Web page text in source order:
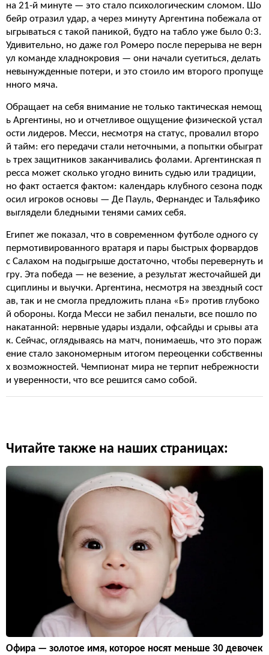
на 21-й минуте — это стало психологическим сломом. Шо
бейр отразил удар, а через минуту Аргентина побежала от
ыгрываться с такой паникой, будто на табло уже было 0:3.
Удивительно, но даже гол Ромеро после перерыва не верн
ул команде хладнокровия — они начали суетиться, делать
невынужденные потери, и это стоило им второго пропуще
нного мяча.
Обращает на себя внимание не только тактическая немощ
ь Аргентины, но и отчетливое ощущение физической устал
ости лидеров. Месси, несмотря на статус, провалил второ
й тайм: его передачи стали неточными, а попытки обыграт
ь трех защитников заканчивались фолами. Аргентинская п
ресса может сколько угодно винить судью или традиции,
но факт остается фактом: календарь клубного сезона подк
осил игроков основы — Де Пауль, Фернандес и Тальяфико
выглядели бледными тенями самих себя.
Египет же показал, что в современном футболе одного су
пермотивированного вратаря и пары быстрых форвардов
с Салахом на подыгрыше достаточно, чтобы перевернуть и
гру. Эта победа — не везение, а результат жесточайшей ди
сциплины и выучки. Аргентина, несмотря на звездный сост
ав, так и не смогла предложить плана «Б» против глубоко
й обороны. Когда Месси не забил пенальти, все пошло по
накатанной: нервные удары издали, офсайды и срывы ата
к. Сейчас, оглядываясь на матч, понимаешь, что это пораж
ение стало закономерным итогом переоценки собственны
х возможностей. Чемпионат мира не терпит небрежности
и уверенности, что все решится само собой.
Читайте также на наших страницах:
Офира — золотое имя, которое носят меньше 30 девочек